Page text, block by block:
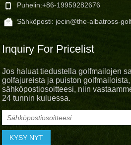
Puhelin:+86-19959282676
Sähköposti: jecin@the-albatross-
Inquiry For Pricelist
Jos haluat tiedustella golfmailojen
golfajureista ja puiston
sähköpostiosoitteesi, niin
24 tunnin kuluessa.